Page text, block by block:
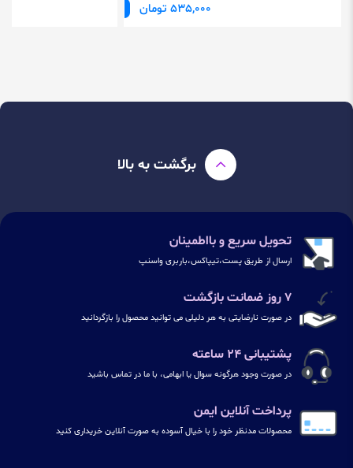
535,000 تومان
برگشت به بالا
تحویل سریع و بااطمینان
ارسال از طریق پست،تیپاکس،باربری واسنپ
۷ روز ضمانت بازگشت
در صورت نارضایتی به هر دلیلی می توانید محصول را بازگردانید
پشتیبانی ۲۴ ساعته
در صورت وجود هرگونه سوال یا ابهامی، با ما در تماس باشید
پرداخت آنلاین ایمن
محصولات مدنظر خود را با خیال آسوده به صورت آنلاین خریداری کنید